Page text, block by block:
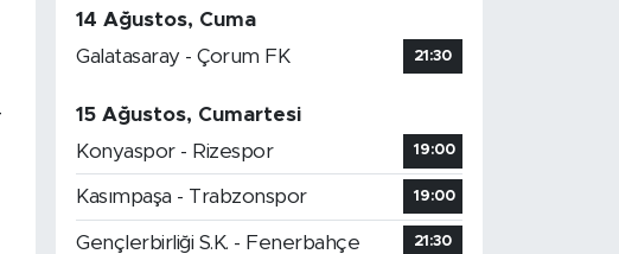
14 Ağustos, Cuma
Galatasaray - Çorum FK
21:30
15 Ağustos, Cumartesi
Konyaspor - Rizespor
19:00
Kasımpaşa - Trabzonspor 19:00
Gençlerbirliği S.K. - Fenerbahçe 21:30